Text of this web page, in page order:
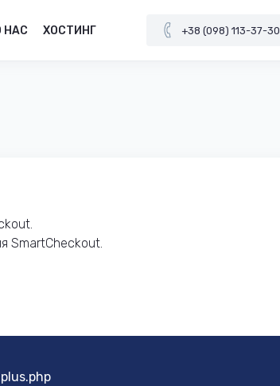
НАС ХОСТИНГ +38 (098) 113-37-30
SmartCheckout.